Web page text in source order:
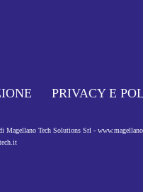
PRIVACY E
Tech Solutions Srl -